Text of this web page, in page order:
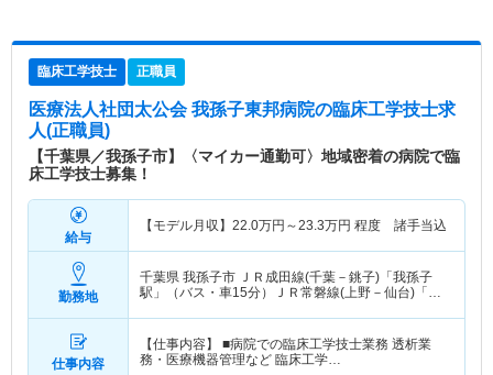
臨床工学技士 正職員
医療法人社団太公会 我孫子東邦病院の臨床工学技士求
人(正職員)
【千葉県／我孫子市】〈マイカー通勤可〉地域密着の病院で臨
床工学技士募集！
給与
【モデル月収】 22.0万円～23.3万円 程度 諸手当込
勤務地
千葉県 我孫子市 ＪＲ成田線(千葉－銚子)「我孫子
駅」（バス・車15分）ＪＲ常磐線(上野－仙台)「我
仕事内容
【仕事内容】 ■病院での臨床工学技士業務 透析業
務・医療機器管理など 臨床工学…